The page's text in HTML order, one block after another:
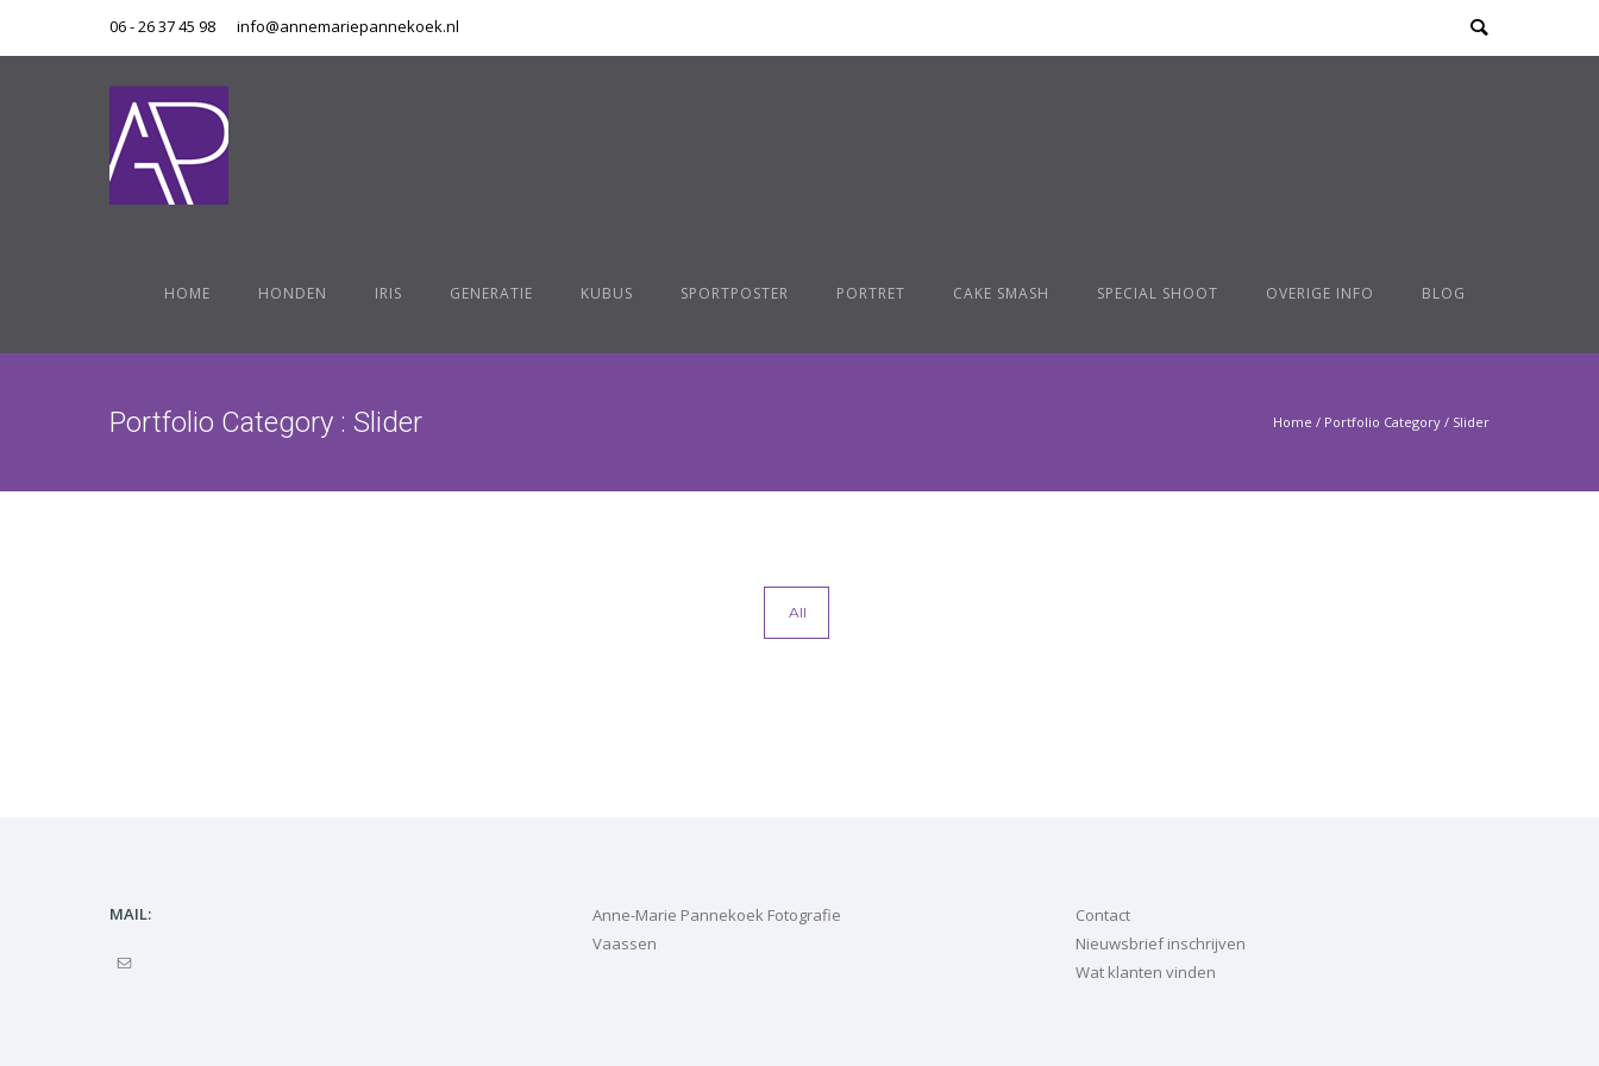
06 - 26 37 45 98 info@annemariepannekoek.nl
HOME HONDEN IRIS GENERATIE KUBUS SPORTPOSTER PORTRET CAKE SMASH SPECIAL SHOOT OVERIGE INFO BLOG
Portfolio Category : Slider Home / Portfolio Category / Slider
All
MAIL:
Anne-Marie Pannekoek Fotografie
Vaassen
Contact
Nieuwsbrief inschrijven
Wat klanten vinden